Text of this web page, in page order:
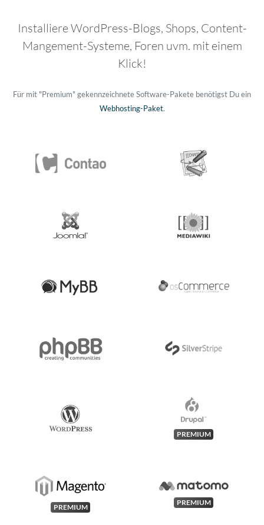
Installiere WordPress-Blogs, Shops, Content-
Mangement-Systeme, Foren uvm. mit einem
Klick!
Für mit "Premium" gekennzeichnete Software-Pakete benötigst Du ein
Webhosting-Paket.
PREMIUM
PREMIUM
PREMIUM